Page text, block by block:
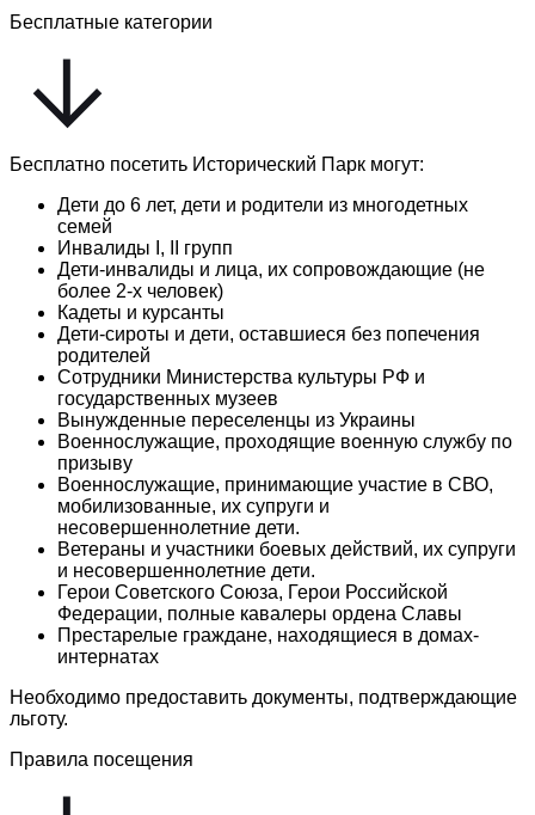
Бесплатные категории
Бесплатно посетить Исторический Парк могут:
Дети до 6 лет, дети и родители из многодетных
семей
Инвалиды I, II групп
Дети-инвалиды и лица, их сопровождающие (не
более 2-х человек)
Кадеты и курсанты
Дети-сироты и дети, оставшиеся без попечения
родителей
Сотрудники Министерства культуры РФ и
государственных музеев
Вынужденные переселенцы из Украины
Военнослужащие, проходящие военную службу по
призыву
Военнослужащие, принимающие участие в СВО,
мобилизованные, их супруги и
несовершеннолетние дети.
Ветераны и участники боевых действий, их супруги
и несовершеннолетние дети.
Герои Советского Союза, Герои Российской
Федерации, полные кавалеры ордена Славы
Престарелые граждане, находящиеся в домах-
интернатах
Необходимо предоставить документы, подтверждающие
льготу.
Правила посещения